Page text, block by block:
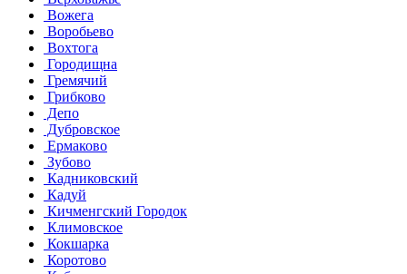
Вожега
Воробьево
Вохтога
Городищна
Гремячий
Грибково
Депо
Дубровское
Ермаково
Зубово
Кадниковский
Кадуй
Кичменгский Городок
Климовское
Кокшарка
Коротово